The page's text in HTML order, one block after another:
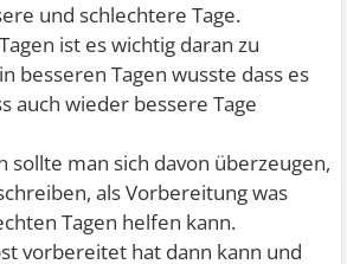
und schlechtere Tage.
ist es wichtig daran zu
besseren Tagen wusste dass es
auch wieder bessere Tage
sollte man sich davon überzeugen,
als Vorbereitung was
Tagen helfen kann.
vorbereitet hat dann kann und